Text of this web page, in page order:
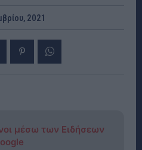
2021
μέσω των Ειδήσεων